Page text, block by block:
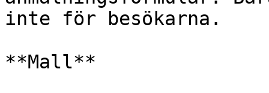
inte för besökarna.
**Mall**